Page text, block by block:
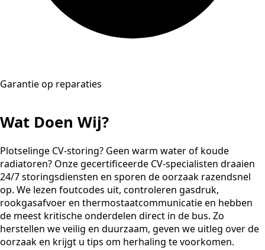
Garantie op reparaties
Wat Doen Wij?
Plotselinge CV-storing? Geen warm water of koude
radiatoren? Onze gecertificeerde CV-specialisten draaien
24/7 storingsdiensten en sporen de oorzaak razendsnel
op. We lezen foutcodes uit, controleren gasdruk,
rookgasafvoer en thermostaatcommunicatie en hebben
de meest kritische onderdelen direct in de bus. Zo
herstellen we veilig en duurzaam, geven we uitleg over de
oorzaak en krijgt u tips om herhaling te voorkomen.